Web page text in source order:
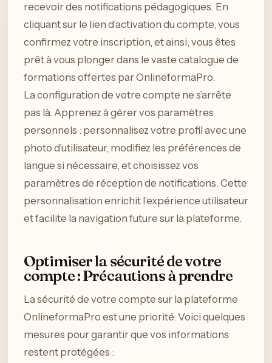
recevoir des notifications pédagogiques. En
cliquant sur le lien d’activation du compte, vous
confirmez votre inscription, et ainsi, vous êtes
prêt à vous plonger dans le vaste catalogue de
formations offertes par OnlineformaPro.
La configuration de votre compte ne s’arrête
pas là. Apprenez à gérer vos paramètres
personnels : personnalisez votre profil avec une
photo d’utilisateur, modifiez les préférences de
langue si nécessaire, et choisissez vos
paramètres de réception de notifications. Cette
personnalisation enrichit l’expérience utilisateur
et facilite la navigation future sur la plateforme.
Optimiser la sécurité de votre
compte : Précautions à prendre
La sécurité de votre compte sur la plateforme
OnlineformaPro est une priorité. Voici quelques
mesures pour garantir que vos informations
restent protégées :